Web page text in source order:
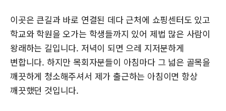
이곳은 큰길과 바로 연결된 데다 근처에 쇼핑센터도 있고
학교와 학원을 오가는 학생들까지 있어 제법 많은 사람이
왕래하는 길입니다. 저녁이 되면 으레 지저분하게
변합니다. 하지만 목회자분들이 아침마다 그 넓은 골목을
깨끗하게 청소해주셔서 제가 출근하는 아침이면 항상
깨끗했던 것입니다.